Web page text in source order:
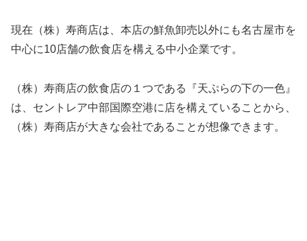
現在（株）寿商店は、本店の鮮魚卸売以外にも名古屋市を
中心に10店舗の飲食店を構える中小企業です。
（株）寿商店の飲食店の１つである『天ぷらの下の一色』
は、セントレア中部国際空港に店を構えていることから、
（株）寿商店が大きな会社であることが想像できます。